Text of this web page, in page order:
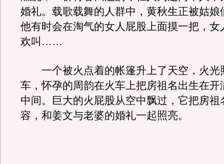
婚礼。载歌载舞的人群中，黄秋生正被姑娘
他有时会在淘气的女人屁股上面摸一把，女
欢叫……
一个被火点着的帐篷升上了天空，火光
车，怀孕的周韵在火车上把房祖名出生在开
中间。巨大的火屁股从空中飘过，它把房祖
容，和姜文与老婆的婚礼一起照亮。